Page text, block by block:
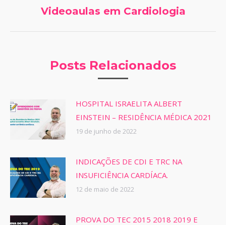
Próximo
Videoaulas em Cardiologia
Posts Relacionados
HOSPITAL ISRAELITA ALBERT
EINSTEIN – RESIDÊNCIA MÉDICA 2021
19 de junho de 2022
INDICAÇÕES DE CDI E TRC NA
INSUFICIÊNCIA CARDÍACA.
12 de maio de 2022
PROVA DO TEC 2015 2018 2019 E